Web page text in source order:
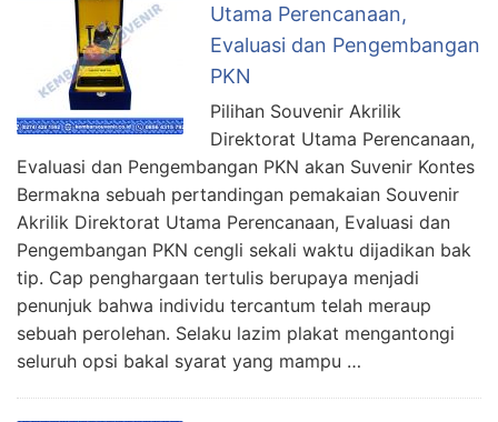
Utama Perencanaan,
Evaluasi dan Pengembangan
PKN
Pilihan Souvenir Akrilik
Direktorat Utama Perencanaan,
Evaluasi dan Pengembangan PKN akan Suvenir Kontes
Bermakna sebuah pertandingan pemakaian Souvenir
Akrilik Direktorat Utama Perencanaan, Evaluasi dan
Pengembangan PKN cengli sekali waktu dijadikan bak
tip. Cap penghargaan tertulis berupaya menjadi
penunjuk bahwa individu tercantum telah meraup
sebuah perolehan. Selaku lazim plakat mengantongi
seluruh opsi bakal syarat yang mampu …